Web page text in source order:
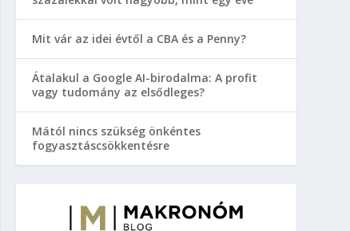
Mit vár az idei évtől a CBA és a Penny?
Átalakul a Google AI-birodalma: A profit
vagy tudomány az elsődleges?
Mától nincs szükség önkéntes
fogyasztáscsökkentésre